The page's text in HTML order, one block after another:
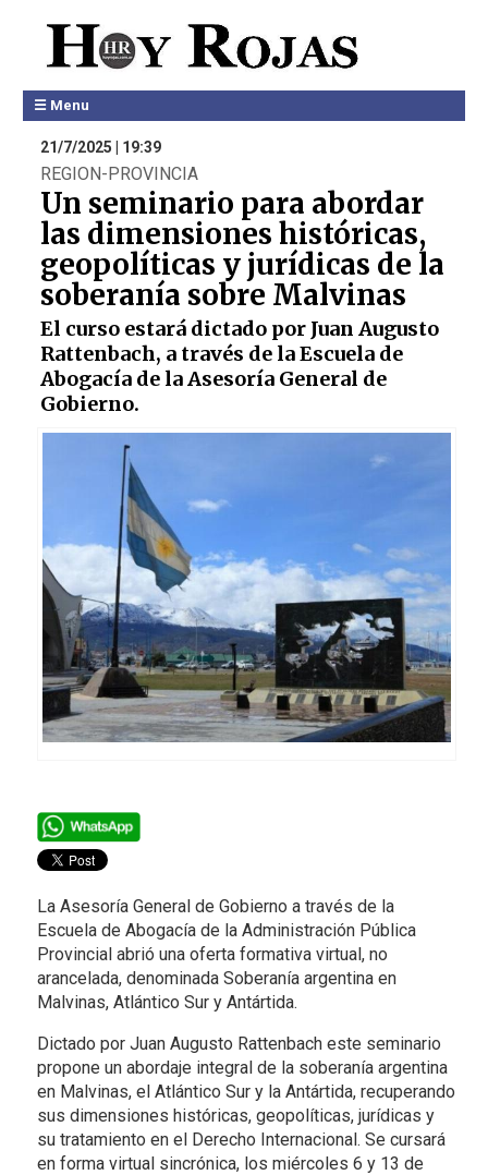
☰ Menu
21/7/2025 | 19:39
REGION-PROVINCIA
Un seminario para abordar
las dimensiones históricas,
geopolíticas y jurídicas de la
soberanía sobre Malvinas
El curso estará dictado por Juan Augusto
Rattenbach, a través de la Escuela de
Abogacía de la Asesoría General de
Gobierno.
La Asesoría General de Gobierno a través de la
Escuela de Abogacía de la Administración Pública
Provincial abrió una oferta formativa virtual, no
arancelada, denominada Soberanía argentina en
Malvinas, Atlántico Sur y Antártida.
Dictado por Juan Augusto Rattenbach este seminario
propone un abordaje integral de la soberanía argentina
en Malvinas, el Atlántico Sur y la Antártida, recuperando
sus dimensiones históricas, geopolíticas, jurídicas y
su tratamiento en el Derecho Internacional. Se cursará
en forma virtual sincrónica, los miércoles 6 y 13 de